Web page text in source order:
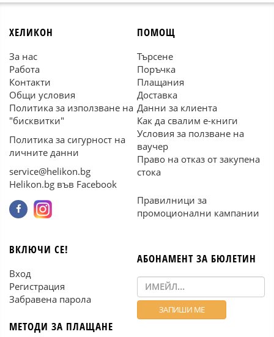
ХЕЛИКОН
За нас
Работа
Контакти
Общи условия
Политика за използване на
"бисквитки"
Политика за сигурност на
личните данни
service@helikon.bg
Helikon.bg във Facebook
ПОМОЩ
Търсене
Поръчка
Плащания
Доставка
Данни за клиента
Как да свалим е-книги
Условия за ползване на
ваучер
Право на отказ от закупена
стока
Правилници за
промоционални кампании
ВКЛЮЧИ СЕ!
Вход
Регистрация
Забравена парола
МЕТОДИ ЗА ПЛАЩАНЕ
АБОНАМЕНТ ЗА БЮЛЕТИН